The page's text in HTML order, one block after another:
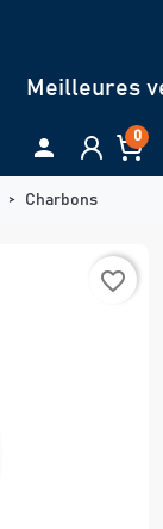
Meilleures
 0
Charbons
favorite_border